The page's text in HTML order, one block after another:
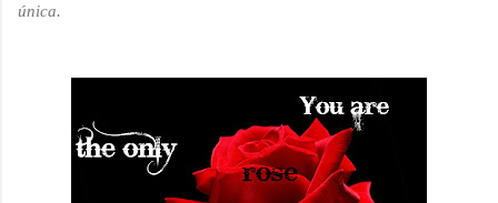
única.